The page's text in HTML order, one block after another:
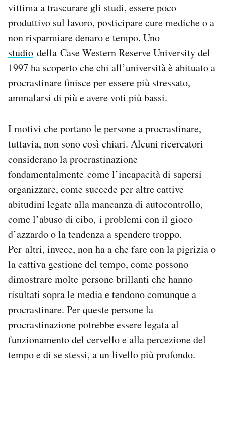
vittima a trascurare gli studi, essere poco
produttivo sul lavoro, posticipare cure mediche o a
non risparmiare denaro e tempo. Uno
studio della Case Western Reserve University del
1997 ha scoperto che chi all’università è abituato a
procrastinare finisce per essere più stressato,
ammalarsi di più e avere voti più bassi.
I motivi che portano le persone a procrastinare,
tuttavia, non sono così chiari. Alcuni ricercatori
considerano la procrastinazione
fondamentalmente come l’incapacità di sapersi
organizzare, come succede per altre cattive
abitudini legate alla mancanza di autocontrollo,
come l’abuso di cibo, i problemi con il gioco
d’azzardo o la tendenza a spendere troppo.
Per altri, invece, non ha a che fare con la pigrizia o
la cattiva gestione del tempo, come possono
dimostrare molte persone brillanti che hanno
risultati sopra le media e tendono comunque a
procrastinare. Per queste persone la
procrastinazione potrebbe essere legata al
funzionamento del cervello e alla percezione del
tempo e di se stessi, a un livello più profondo.